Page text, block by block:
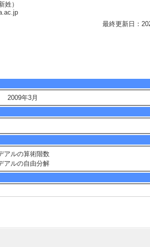
）
最終更新日：
年3月
アルの算術階数
アルの自由分解